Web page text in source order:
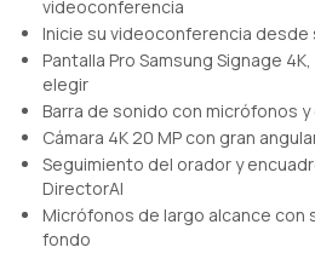
videoconferencia
Inicie su videoconferencia desde
Pantalla Pro Samsung Signage
elegir
Barra de sonido con micrófonos y
Cámara 4K 20 MP con gran
Seguimiento del orador y
DirectorAI
Micrófonos de largo alcance con
fondo